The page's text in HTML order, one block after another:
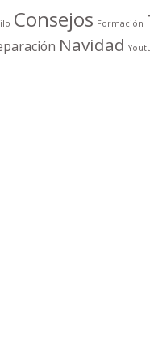
Consejos Formación
Navidad